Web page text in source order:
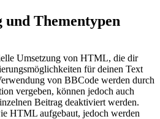
Thementypen
Umsetzung von HTML, die dir
für deinen Text
von BBCode werden durch
vergeben, können jedoch auch
Beitrag deaktiviert werden.
HTML aufgebaut, jedoch werden